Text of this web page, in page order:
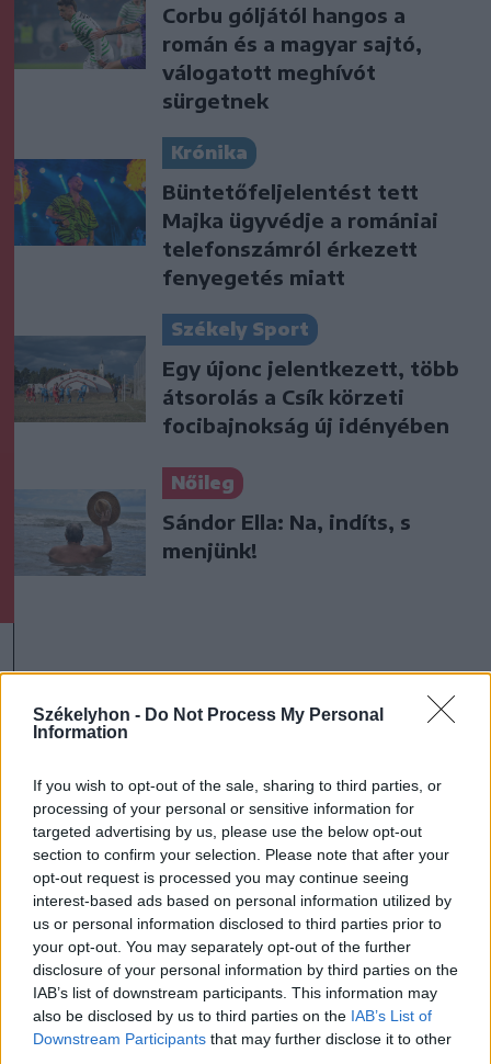
Székelyhon - Do Not Process My Personal
Information
If you wish to opt-out of the sale, sharing to third parties, or
processing of your personal or sensitive information for
targeted advertising by us, please use the below opt-out
section to confirm your selection. Please note that after your
opt-out request is processed you may continue seeing
interest-based ads based on personal information utilized by
us or personal information disclosed to third parties prior to
your opt-out. You may separately opt-out of the further
disclosure of your personal information by third parties on the
IAB’s list of downstream participants. This information may
also be disclosed by us to third parties on the IAB’s List of
Downstream Participants that may further disclose it to other
Corbu góljától hangos a
román és a magyar sajtó,
válogatott meghívót
sürgetnek
Krónika
Büntetőfeljelentést tett
Majka ügyvédje a romániai
telefonszámról érkezett
fenyegetés miatt
Székely Sport
Egy újonc jelentkezett, több
átsorolás a Csík körzeti
focibajnokság új idényében
Nőileg
Sándor Ella: Na, indíts, s
menjünk!